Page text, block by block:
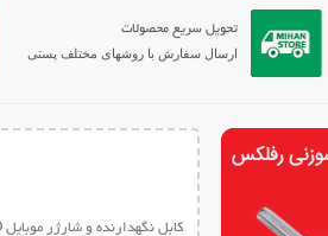
تحویل سریع محصولات
ارسال سفارش با روشهای مختلف پستی
کابل نگهدارنده و شارژر موبایل HAND